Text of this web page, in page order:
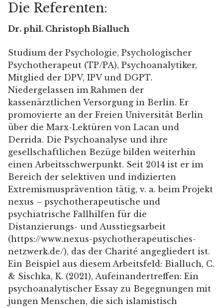
Die Referenten:
Dr. phil. Christoph Bialluch
Studium der Psychologie, Psychologischer
Psychotherapeut (TP/PA), Psychoanalytiker,
Mitglied der DPV, IPV und DGPT.
Niedergelassen im Rahmen der
kassenärztlichen Versorgung in Berlin. Er
promovierte an der Freien Universität Berlin
über die Marx-Lektüren von Lacan und
Derrida. Die Psychoanalyse und ihre
gesellschaftlichen Bezüge bilden weiterhin
einen Arbeitsschwerpunkt. Seit 2014 ist er im
Bereich der selektiven und indizierten
Extremismusprävention tätig, v. a. beim Projekt
nexus – psychotherapeutische und
psychiatrische Fallhilfen für die
Distanzierungs- und Ausstiegsarbeit
(https://www.nexus-psychotherapeutisches-
netzwerk.de/), das der Charité angegliedert ist.
Ein Beispiel aus diesem Arbeitsfeld: Bialluch, C.
& Sischka, K. (2021), Aufeinandertreffen: Ein
psychoanalytischer Essay zu Begegnungen mit
jungen Menschen, die sich islamistisch